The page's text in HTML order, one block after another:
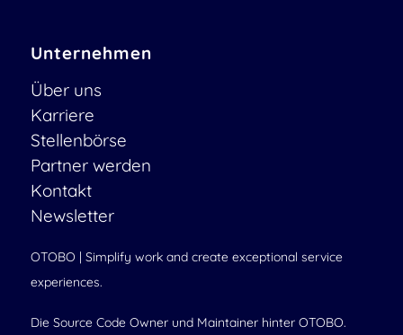
Unternehmen
Über uns
Karriere
Stellenbörse
Partner werden
Kontakt
Newsletter
OTOBO | Simplify work and create exceptional service
experiences.
Die Source Code Owner und Maintainer hinter OTOBO.